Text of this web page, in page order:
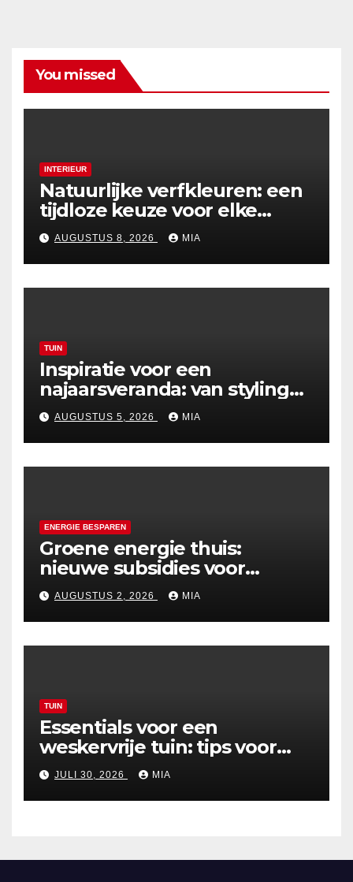
You missed
INTERIEUR
Natuurlijke verfkleuren: een
tijdloze keuze voor elke
woning
AUGUSTUS 8, 2026 MIA
TUIN
Inspiratie voor een
najaarsveranda: van styling
tot verwarming
AUGUSTUS 5, 2026 MIA
ENERGIE BESPAREN
Groene energie thuis:
nieuwe subsidies voor
zonnepanelen in 2026
AUGUSTUS 2, 2026 MIA
TUIN
Essentials voor een
weskervrije tuin: tips voor
een zorgeloze zomer
JULI 30, 2026 MIA